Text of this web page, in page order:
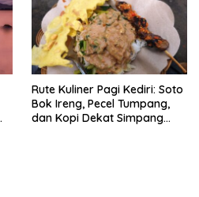
Rute Kuliner Pagi Kediri: Soto
Bok Ireng, Pecel Tumpang,
dan Kopi Dekat Simpang